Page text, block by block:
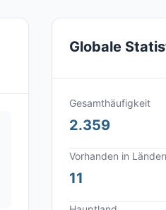
Globale
Gesamthäufigkeit
2.359
Vorhanden in
11